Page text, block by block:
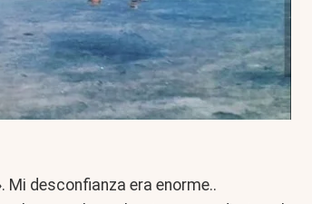
Mi desconfianza era enorme..